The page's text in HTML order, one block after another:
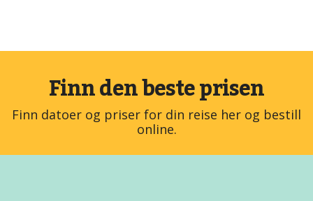
Finn den beste prisen
Finn datoer og priser for din reise her og bestill
online.